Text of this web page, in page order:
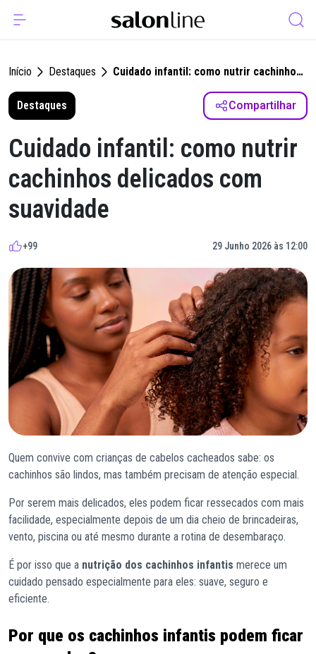
Início Destaques
Cuidado infantil: como nutrir cachinhos
delicados com suavidade
Destaques
Compartilhar
Cuidado infantil: como nutrir
cachinhos delicados com
suavidade
+99 29 Junho 2026 às 12:00
Quem convive com crianças de cabelos cacheados sabe: os
cachinhos são lindos, mas também precisam de atenção especial.
Por serem mais delicados, eles podem ficar ressecados com mais
facilidade, especialmente depois de um dia cheio de brincadeiras,
vento, piscina ou até mesmo durante a rotina de desembaraço.
É por isso que a nutrição dos cachinhos infantis merece um
cuidado pensado especialmente para eles: suave, seguro e
eficiente.
Por que os cachinhos infantis podem ficar